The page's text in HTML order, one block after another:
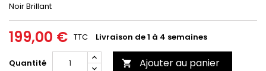
Noir Brillant
199,00 € TTC Livraison de 1 à 4 semaines
Quantité  Ajouter au panier